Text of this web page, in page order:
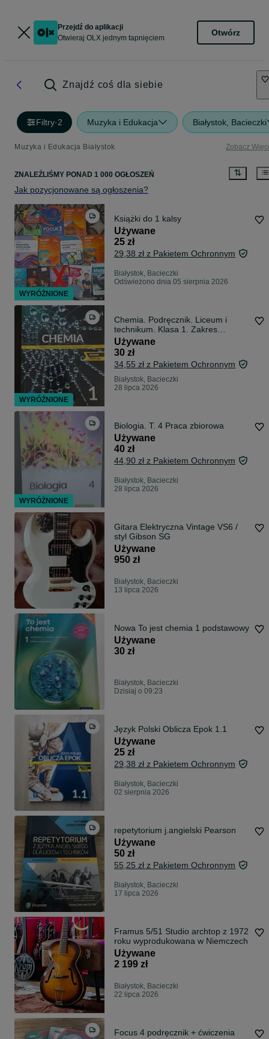
Przejdź do aplikacji
Otwieraj OLX jednym tapnięciem
Otwórz
Znajdź coś dla siebie
Filtry·2 Muzyka i Edukacja Białystok, Bacieczki
Muzyka i Edukacja Białystok Zobacz
ZNALEŹLIŚMY PONAD 1 000 OGŁOSZEŃ
Jak pozycjonowane są ogłoszenia?
Książki do 1 kalsy
Używane
25 zł
29,38 zł z Pakietem Ochronnym
Białystok, Bacieczki
Odświeżono dnia 05 sierpnia 2026
Chemia. Podręcznik. Liceum i
technikum. Klasa 1. Zakres
rozszerzony
Używane
30 zł
34,55 zł z Pakietem Ochronnym
Białystok, Bacieczki
28 lipca 2026
Biologia. T. 4 Praca zbiorowa
Używane
40 zł
44,90 zł z Pakietem Ochronnym
Białystok, Bacieczki
28 lipca 2026
Gitara Elektryczna Vintage VS6 /
styl Gibson SG
Używane
950 zł
Białystok, Bacieczki
13 lipca 2026
Nowa To jest chemia 1 podstawowy
Używane
30 zł
Białystok, Bacieczki
Dzisiaj o 09:23
Język Polski Oblicza Epok 1.1
Używane
25 zł
29,38 zł z Pakietem Ochronnym
Białystok, Bacieczki
02 sierpnia 2026
repetytorium j.angielski Pearson
Używane
50 zł
55,25 zł z Pakietem Ochronnym
Białystok, Bacieczki
17 lipca 2026
Framus 5/51 Studio archtop z 1972
roku wyprodukowana w Niemczech
Używane
2 199 zł
Białystok, Bacieczki
22 lipca 2026
Focus 4 podręcznik + ćwiczenia
WYRÓŻNIONE
WYRÓŻNIONE
WYRÓŻNIONE